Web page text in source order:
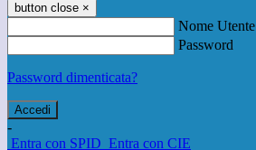
button close ×
Nome Utente
Password
Password dimenticata?
-
Entra con SPID Entra con CIE